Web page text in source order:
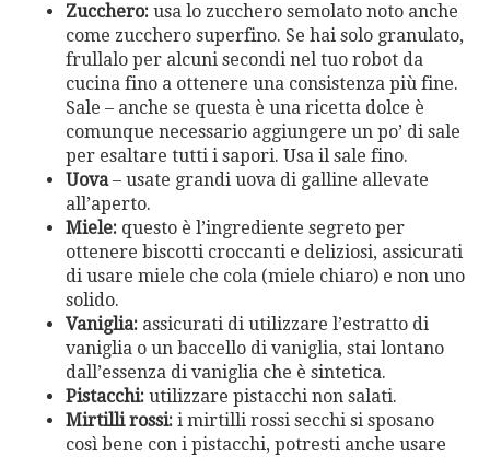
Zucchero: usa lo zucchero semolato noto anche
come zucchero superfino. Se hai solo granulato,
frullalo per alcuni secondi nel tuo robot da
cucina fino a ottenere una consistenza più fine.
Sale – anche se questa è una ricetta dolce è
comunque necessario aggiungere un po’ di sale
per esaltare tutti i sapori. Usa il sale fino.
Uova– usate grandi uova di galline allevate
all’aperto.
Miele: questo è l’ingrediente segreto per
ottenere biscotti croccanti e deliziosi, assicurati
di usare miele che cola (miele chiaro) e non uno
solido.
Vaniglia: assicurati di utilizzare l’estratto di
vaniglia o un baccello di vaniglia, stai lontano
dall’essenza di vaniglia che è sintetica.
Pistacchi: utilizzare pistacchi non salati.
Mirtilli rossi: i mirtilli rossi secchi si sposano
così bene con i pistacchi, potresti anche usare